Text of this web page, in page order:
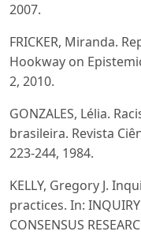
2007.
FRICKER, Miranda.
Hookway on
2, 2010.
GONZALES, Lélia.
brasileira. Revista
223-244, 1984.
KELLY, Gregory J.
practices. In: INQUIRY
CONSENSUS